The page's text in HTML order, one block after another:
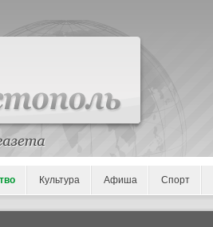
Культура Афиша Спорт